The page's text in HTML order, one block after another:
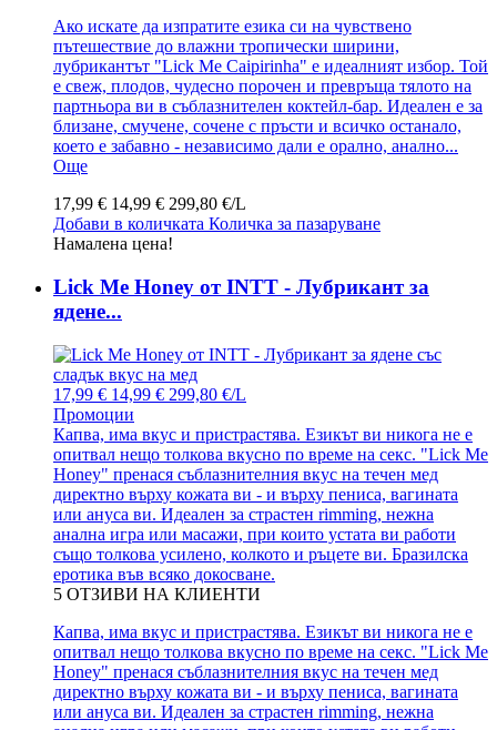
Ако искате да изпратите езика си на чувствено
пътешествие до влажни тропически ширини,
лубрикантът "Lick Me Caipirinha" е идеалният избор. Той
е свеж, плодов, чудесно порочен и превръща тялото на
партньора ви в съблазнителен коктейл-бар. Идеален е за
близане, смучене, сочене с пръсти и всичко останало,
което е забавно - независимо дали е орално, анално...
Още
17,99 € 14,99 € 299,80 €/L
Добави в количката Количка за пазаруване
Намалена цена!
Lick Me Honey от INTT - Лубрикант за
ядене...
17,99 € 14,99 € 299,80 €/L
Промоции
Капва, има вкус и пристрастява. Езикът ви никога не е
опитвал нещо толкова вкусно по време на секс. "Lick Me
Honey" пренася съблазнителния вкус на течен мед
директно върху кожата ви - и върху пениса, вагината
или ануса ви. Идеален за страстен rimming, нежна
анална игра или масажи, при които устата ви работи
също толкова усилено, колкото и ръцете ви. Бразилска
еротика във всяко докосване.
5 ОТЗИВИ НА КЛИЕНТИ
Капва, има вкус и пристрастява. Езикът ви никога не е
опитвал нещо толкова вкусно по време на секс. "Lick Me
Honey" пренася съблазнителния вкус на течен мед
директно върху кожата ви - и върху пениса, вагината
или ануса ви. Идеален за страстен rimming, нежна